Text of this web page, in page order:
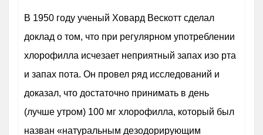
В 1950 году ученый Ховард Вескотт сделал
доклад о том, что при регулярном употреблении
хлорофилла исчезает неприятный запах изо рта
и запах пота. Он провел ряд исследований и
доказал, что достаточно принимать в день
(лучше утром) 100 мг хлорофилла, который был
назван «натуральным дезодорирующим